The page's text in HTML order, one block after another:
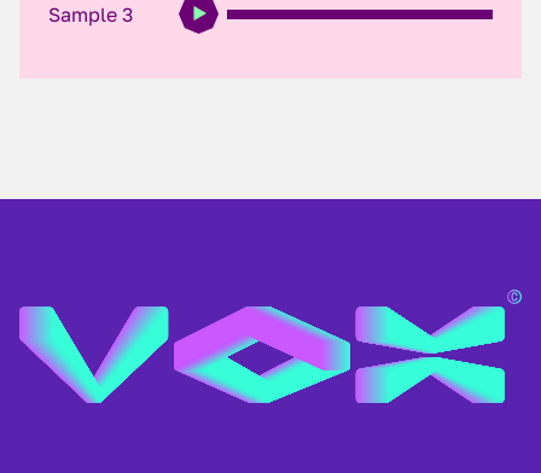
Sample 3